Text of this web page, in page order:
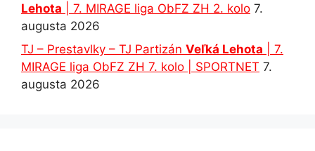
Lehota | 7. MIRAGE liga ObFZ ZH 2. kolo 7.
augusta 2026
TJ – Prestavlky – TJ Partizán Veľká Lehota | 7.
MIRAGE liga ObFZ ZH 7. kolo | SPORTNET 7.
augusta 2026